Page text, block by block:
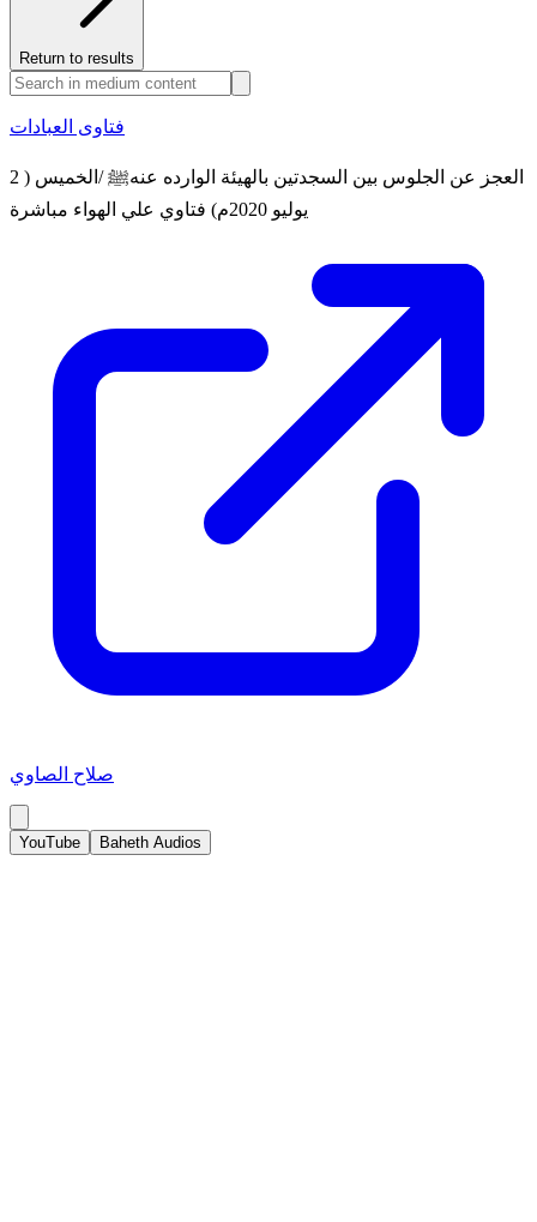
Return to results
فتاوى العبادات
العجز عن الجلوس بين السجدتين بالهيئة الوارده عنهﷺ /الخميس ( 2
يوليو 2020م) فتاوي علي الهواء مباشرة
صلاح الصاوي
YouTube Baheth Audios